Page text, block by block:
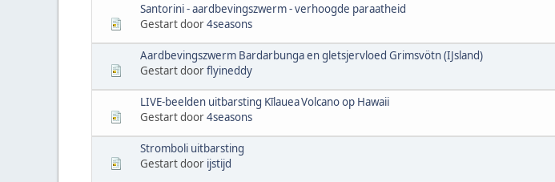
Santorini - aardbevingszwerm - verhoogde paraatheid
Gestart door4seasons
Aardbevingszwerm Bardarbunga en gletsjervloed Grimsvötn (IJsland)
Gestart doorflyineddy
LIVE-beelden uitbarsting Kīlauea Volcano op Hawaii
Gestart door4seasons
Stromboli uitbarsting
Gestart door ijstijd